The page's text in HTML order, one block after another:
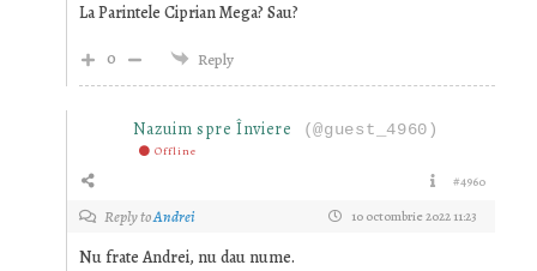
La Parintele Ciprian Mega? Sau?
0
Reply
Nazuim spre Înviere (@guest_4960)
Offline
#4960
Reply toAndrei 10 octombrie 2022 11:23
Nu frate Andrei, nu dau nume.